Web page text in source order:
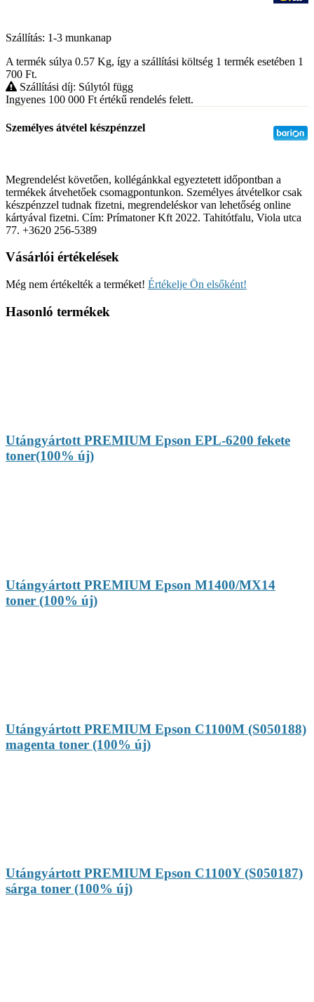
Szállítás: 1-3 munkanap
A termék súlya 0.57 Kg, így a szállítási költség 1 termék esetében 1
700 Ft.
Szállítási díj: Súlytól függ
Ingyenes 100 000 Ft értékű rendelés felett.
Személyes átvétel készpénzzel
Megrendelést követően, kollégánkkal egyeztetett időpontban a
termékek átvehetőek csomagpontunkon. Személyes átvételkor csak
készpénzzel tudnak fizetni, megrendeléskor van lehetőség online
kártyával fizetni. Cím: Prímatoner Kft 2022. Tahitótfalu, Viola utca
77. +3620 256-5389
Vásárlói értékelések
Még nem értékelték a terméket! Értékelje Ön elsőként!
Hasonló termékek
Utángyártott PREMIUM Epson EPL-6200 fekete
toner(100% új)
Utángyártott PREMIUM Epson M1400/MX14
toner (100% új)
Utángyártott PREMIUM Epson C1100M (S050188)
magenta toner (100% új)
Utángyártott PREMIUM Epson C1100Y (S050187)
sárga toner (100% új)